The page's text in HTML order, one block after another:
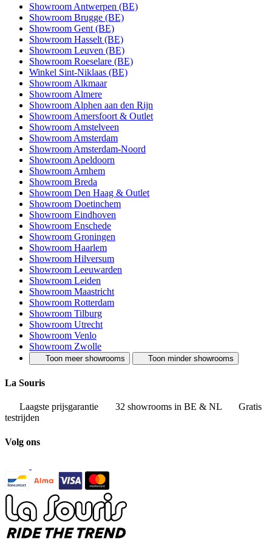
Showroom Antwerpen (BE)
Showroom Brugge (BE)
Showroom Gent (BE)
Showroom Hasselt (BE)
Showroom Leuven (BE)
Showroom Roeselare (BE)
Winkel Sint-Niklaas (BE)
Showroom Alkmaar
Showroom Almere
Showroom Alphen aan den Rijn
Showroom Amersfoort & Outlet
Showroom Amstelveen
Showroom Amsterdam
Showroom Amsterdam-Noord
Showroom Apeldoorn
Showroom Arnhem
Showroom Breda
Showroom Den Haag & Outlet
Showroom Doetinchem
Showroom Eindhoven
Showroom Enschede
Showroom Groningen
Showroom Haarlem
Showroom Hilversum
Showroom Leeuwarden
Showroom Leiden
Showroom Maastricht
Showroom Rotterdam
Showroom Tilburg
Showroom Utrecht
Showroom Venlo
Showroom Zwolle
Toon meer showrooms Toon minder showrooms
La Souris
Laagste prijsgarantie 32 showrooms in BE & NL
Gratis
testrijden
Volg ons